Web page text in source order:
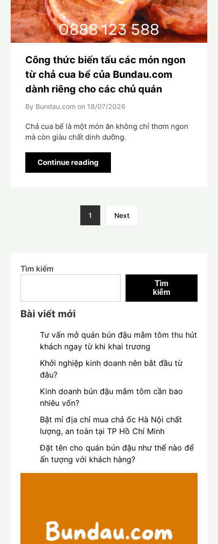
Công thức biến tấu các món ngon
từ chả cua bể của Bundau.com
dành riêng cho các chủ quán
By Bundau.com on 18/07/2026
Chả cua bể là một món ăn không chỉ thơm ngon
mà còn giàu chất dinh dưỡng.
Continue reading
1 Next
Tìm kiếm
Tìm
kiếm
Bài viết mới
Tư vấn mở quán bún đậu mắm tôm thu hút
khách ngay từ khi khai trương
Khởi nghiệp kinh doanh nên bắt đầu từ
đâu?
Kinh doanh bún đậu mắm tôm cần bao
nhiêu vốn?
Bật mí địa chỉ mua chả ốc Hà Nội chất
lượng, an toàn tại TP Hồ Chí Minh
Đặt tên cho quán bún đậu như thế nào để
ấn tượng với khách hàng?